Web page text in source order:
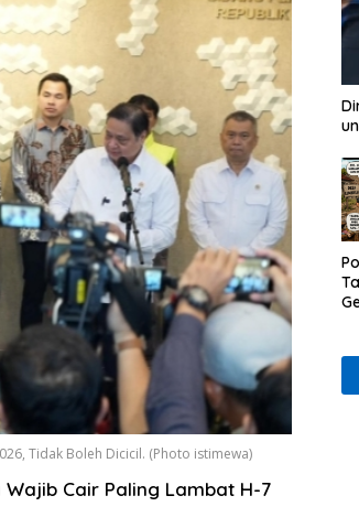
Tidak Boleh Dicicil. (Photo istimewa)
Wajib Cair Paling Lambat H-7